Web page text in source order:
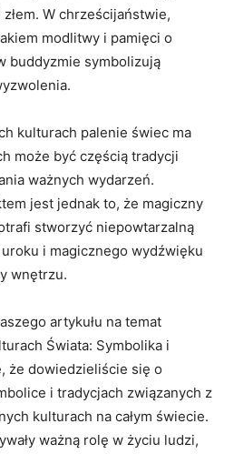
W chrześcijaństwie,
modlitwy i pamięci o
buddyzmie ⁣symbolizują‌
kulturach palenie świec ma
może być częścią tradycji
ważnych wydarzeń.
jest jednak to, że magiczny
stworzyć niepowtarzalną
⁢i magicznego wydźwięku
wnętrzu.
artykułu na ⁤temat
​Świata: Symbolika⁤ i
‍że dowiedzieliście się‌ o
i tradycjach ⁣związanych ​z
kulturach‍ na całym świecie.
ważną rolę w życiu ludzi,‍